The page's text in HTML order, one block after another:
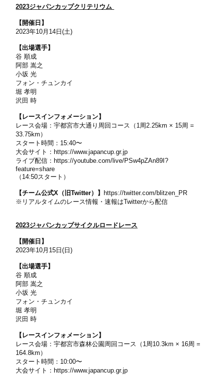
2023ジャパンカップクリテリウム
【開催日】
2023年10月14日(土)
【出場選手】
谷 順成
阿部 嵩之
小坂 光
フォン・チュンカイ
堀 孝明
沢田 時
【レースインフォメーション】
レース会場：宇都宮市大通り周回コース（1周2.25km × 15周 =
33.75km）
スタート時間：15:40〜
大会サイト： https://www.japancup.gr.jp
ライブ配信： https://youtube.com/live/PSw4pZAn89I?
feature=share
（14:50スタート）
【チーム公式X（旧Twitter）】
https://twitter.com/blitzen_PR
※リアルタイムのレース情報・速報はTwitterから配信
2023ジャパンカップサイクルロードレース
【開催日】
2023年10月15日(日)
【出場選手】
谷 順成
阿部 嵩之
小坂 光
フォン・チュンカイ
堀 孝明
沢田 時
【レースインフォメーション】
レース会場：宇都宮市森林公園周回コース（1周10.3km × 16周 =
164.8km）
スタート時間：10:00〜
大会サイト： https://www.japancup.gr.jp